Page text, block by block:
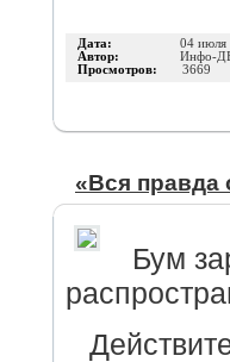
Дата: 04 июля
Автор: Инфо-
Просмотров: 3669
«Вся правда
Бум